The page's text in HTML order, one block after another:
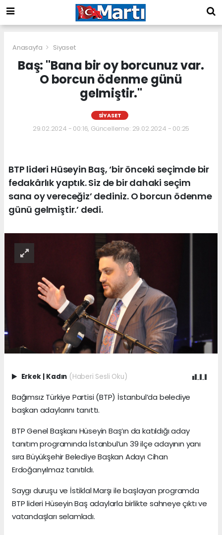
Anasayfa Siyaset
Baş: "Bana bir oy borcunuz var.
O borcun ödenme günü
gelmiştir."
SIYASET
29.02.2024 - 00:16, Güncelleme: 29.02.2024 - 00:25
BTP lideri Hüseyin Baş, ‘bir önceki seçimde bir
fedakârlık yaptık. Siz de bir dahaki seçim
sana oy vereceğiz’ dediniz. O borcun ödenme
günü gelmiştir.’ dedi.
Erkek | Kadın (Haberi Sesli Oku)
Bağımsız Türkiye Partisi (BTP) İstanbul’da belediye
başkan adaylarını tanıttı.
BTP Genel Başkanı Hüseyin Baş’ın da katıldığı aday
tanıtım programında İstanbul’un 39 ilçe adayının yanı
sıra Büyükşehir Belediye Başkan Adayı Cihan
Erdoğanyılmaz tanıtıldı.
Saygı duruşu ve İstiklal Marşı ile başlayan programda
BTP lideri Hüseyin Baş adaylarla birlikte sahneye çıktı ve
vatandaşları selamladı.